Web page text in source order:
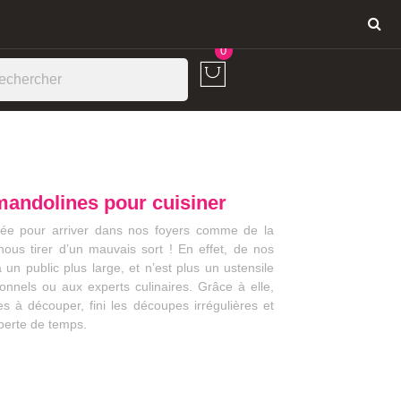
0
pour cuisiner
pour arriver dans nos foyers comme de la
tirer d’un mauvais sort ! En effet, de nos
un public plus large, et n’est plus un ustensile
ou aux experts culinaires. Grâce à elle,
à découper, fini les découpes irrégulières et
de temps.